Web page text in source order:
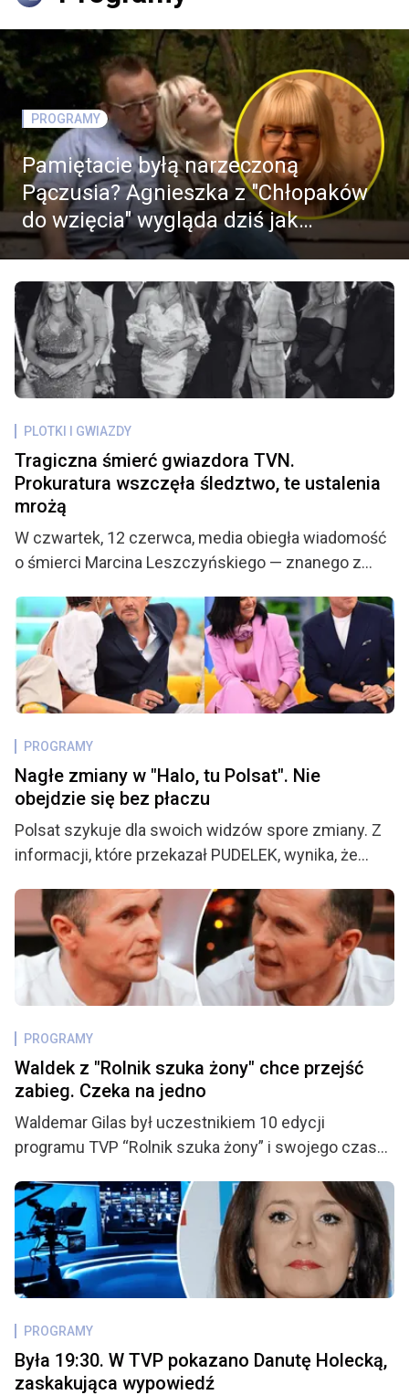
PROGRAMY
Pamiętacie byłą narzeczoną
Pączusia? Agnieszka z "Chłopaków
do wzięcia" wygląda dziś jak
modelka
PLOTKI I GWIAZDY
Tragiczna śmierć gwiazdora TVN.
Prokuratura wszczęła śledztwo, te ustalenia
mrożą
W czwartek, 12 czerwca, media obiegła wiadomość
o śmierci Marcina Leszczyńskiego — znanego z
piłkarskiej w barwach LKS Drama Zbrosławice.
Tragiczna informacja wstrząsnęła nie tylko rodziną i
przyjaciółmi, ale także licznymi fanami, którzy z
niepokojem śledzą każdy nowy szczegół mogący
rzucić światło na okoliczności jego nagłego
odejścia. Jak się okazuje, sprawą zajęła się
Prokuratura Rejonowa w Zabrzu, a kulisy śmierci 31-
latka mogą być znacznie bardziej niepokojące, niż
początkowo przypuszczano.
PROGRAMY
Nagłe zmiany w "Halo, tu Polsat". Nie
obejdzie się bez płaczu
Polsat szykuje dla swoich widzów spore zmiany. Z
informacji, które przekazał PUDELEK, wynika, że
prowadzących, a do ekipy najprawdopodobniej
dołączy nowa osoba. Fani mogą być zaskoczeni.
PROGRAMY
Waldek z "Rolnik szuka żony" chce przejść
zabieg. Czeka na jedno
Waldemar Gilas był uczestnikiem 10 edycji
programu TVP “Rolnik szuka żony” i swojego czasu
wydarzeniach z finału znowu było o nim głośno,
kiedy to związał się z kandydatką, którą wcześniej
odrzucił. Teraz para doczekała się swojego
pierwszego dziecka i regularnie informuje swoich
fanów co u nich słychać. Ostatnio Waldek rozważa
poddanie się zabiegowi chirurgicznemu, już
niewiele dzieli go od podjęcia ostatecznej decyzji.
PROGRAMY
Była 19:30. W TVP pokazano Danutę Holecką,
zaskakująca wypowiedź